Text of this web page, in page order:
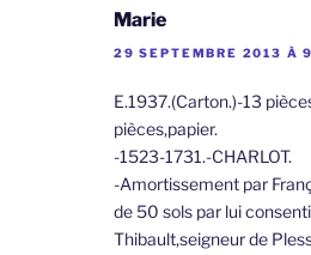
Marie
29 SEPTEMBRE 2013 À
E.1937.(Carton.)-13
pièces,papier.
-1523-1731.-CHARLOT.
-Amortissement par
de 50 sols par lui
Thibault,seigneur de